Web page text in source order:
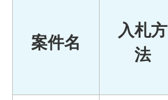
案件名
入札方
法